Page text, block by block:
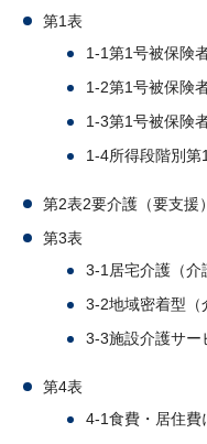
第1表
1-1第1号被保険
1-2第1号被保険
1-3第1号被保険
1-4所得段階別第
第2表2要介護（要支援
第3表
3-1居宅介護（介
3-2地域密着型（
3-3施設介護サー
第4表
4-1食費・居住費